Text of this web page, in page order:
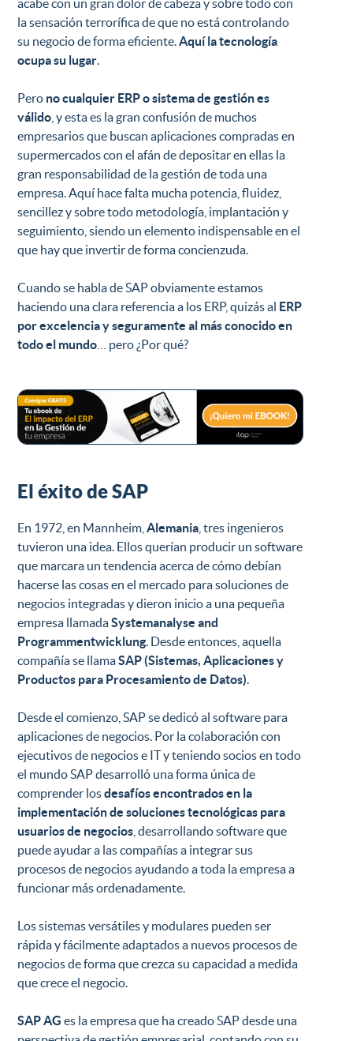
acabe con un gran dolor de cabeza y sobre todo con
la sensación terrorífica de que no está controlando
su negocio de forma eficiente.Aquí la tecnología
ocupa su lugar.
Pero no cualquier ERP o sistema de gestión es
válido , y esta es la gran confusión de muchos
empresarios que buscan aplicaciones compradas en
supermercados con el afán de depositar en ellas la
gran responsabilidad de la gestión de toda una
empresa. Aquí hace falta mucha potencia, fluidez,
sencillez y sobre todo metodología, implantación y
seguimiento, siendo un elemento indispensable en el
que hay que invertir de forma concienzuda.
Cuando se habla de SAP obviamente estamos
haciendo una clara referencia a los ERP, quizás al ERP
por excelencia y seguramente al más conocido en
todo el mundo … pero ¿Por qué?
El éxito de SAP
En 1972, en Mannheim,Alemania , tres ingenieros
tuvieron una idea. Ellos querían producir un software
que marcara un tendencia acerca de cómo debían
hacerse las cosas en el mercado para soluciones de
negocios integradas y dieron inicio a una pequeña
empresa llamadaSystemanalyse and
Programmentwicklung. Desde entonces, aquella
compañía se llamaSAP (Sistemas, Aplicaciones y
Productos para Procesamiento de Datos).
Desde el comienzo, SAP se dedicó al software para
aplicaciones de negocios. Por la colaboración con
ejecutivos de negocios e IT y teniendo socios en todo
el mundo SAP desarrolló una forma única de
comprender losdesafíos encontrados en la
implementación de soluciones tecnológicas para
usuarios de negocios , desarrollando software que
puede ayudar a las compañías a integrar sus
procesos de negocios ayudando a toda la empresa a
funcionar más ordenadamente.
Los sistemas versátiles y modulares pueden ser
rápida y fácilmente adaptados a nuevos procesos de
negocios de forma que crezca su capacidad a medida
que crece el negocio.
SAP AG es la empresa que ha creado SAP desde una